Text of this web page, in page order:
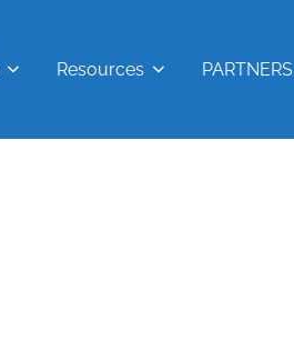
Resources PARTNERS